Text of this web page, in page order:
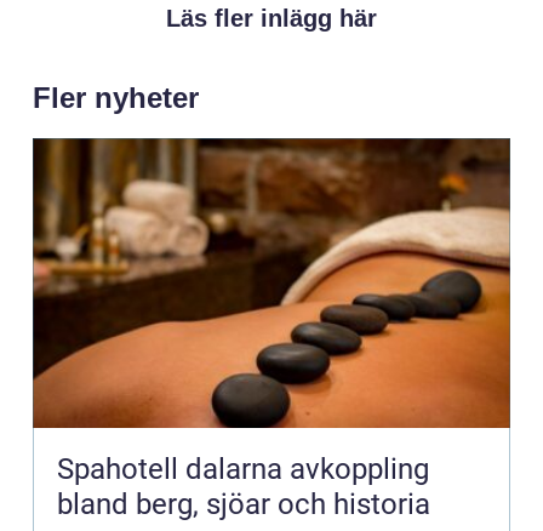
Läs fler inlägg här
Fler nyheter
Spahotell dalarna avkoppling
bland berg, sjöar och historia